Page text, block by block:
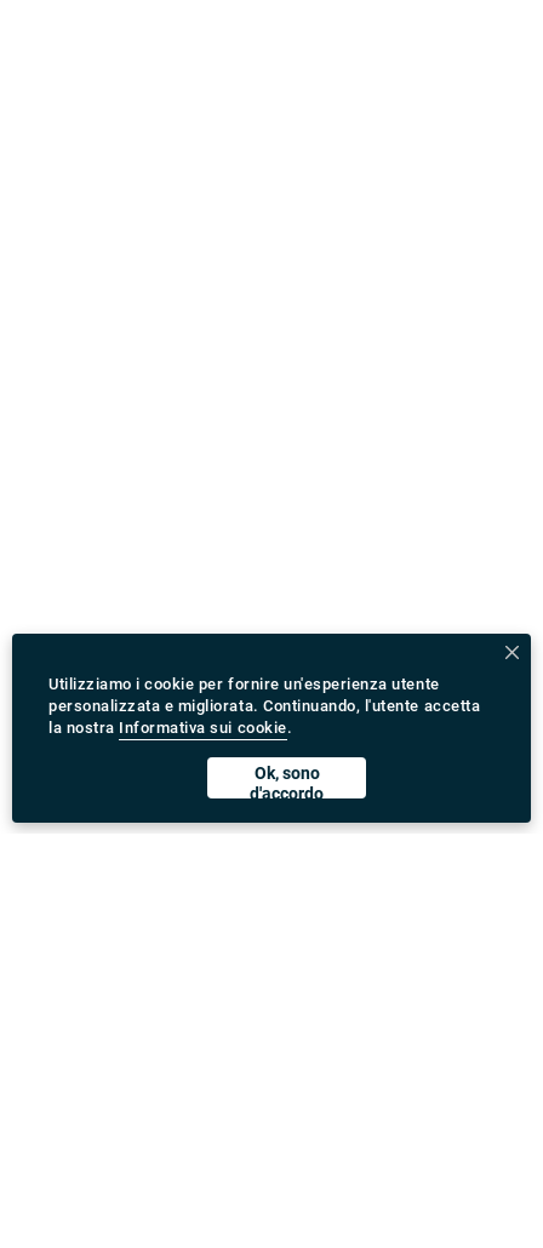
Utilizziamo i cookie per fornire un'esperienza utente
personalizzata e migliorata. Continuando, l'utente accetta
la nostra Informativa sui cookie.
Ok, sono
d'accordo